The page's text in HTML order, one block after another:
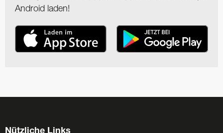
Android laden!